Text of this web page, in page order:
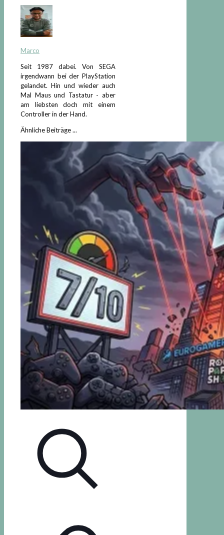
Marco
Seit 1987 dabei. Von SEGA
irgendwann bei der PlayStation
gelandet. Hin und wieder auch
Mal Maus und Tastatur - aber
am liebsten doch mit einem
Controller in der Hand.
Ähnliche Beiträge ...